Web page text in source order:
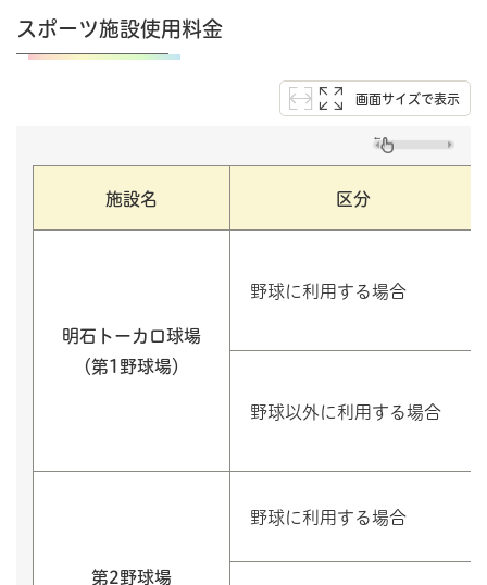
スポーツ施設使用料金
画面サイズで表示
施設名 区分
明石トーカロ球場
（第1野球場）
野球に利用する場合
野球以外に利用する場合
第2野球場
野球に利用する場合